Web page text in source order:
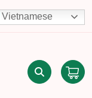
Vietnamese